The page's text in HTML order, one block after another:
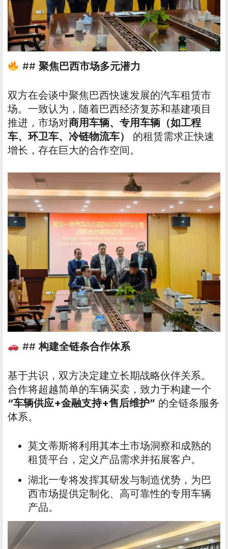
## 聚焦巴西市场多元潜力
双方在会谈中聚焦巴西快速发展的汽车租赁市
场。一致认为，随着巴西经济复苏和基建项目
推进，市场对商用车辆、专用车辆（如工程
车、环卫车、冷链物流车）
的租赁需求正快速
增长，存在巨大的合作空间。
##构建全链条合作体系
基于共识，双方决定建立长期战略伙伴关系。
合作将超越简单的车辆买卖，致力于构建一个
“车辆供应+金融支持+售后维护” 的全链条服务
体系。
莫文蒂斯将利用其本土市场洞察和成熟的
租赁平台，定义产品需求并拓展客户。
湖北一专将发挥其研发与制造优势，为巴
西市场提供定制化、高可靠性的专用车辆
产品。